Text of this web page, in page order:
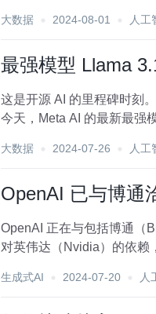
大数据 2024-08-01 人工
最强模型 Llama
这是开源 AI 的里程碑时刻。 文 | 王启隆 出品丨AI 科技大本营（ID：rgznai100） 本文为 CSDN 编辑整理，未经授权，禁止转载。
今天，Meta AI 的最新最
大数据 2024-07-26 人工
OpenAI 已与博通
OpenAI 正在与包括博通（
生成式AI 2024-07-20 人